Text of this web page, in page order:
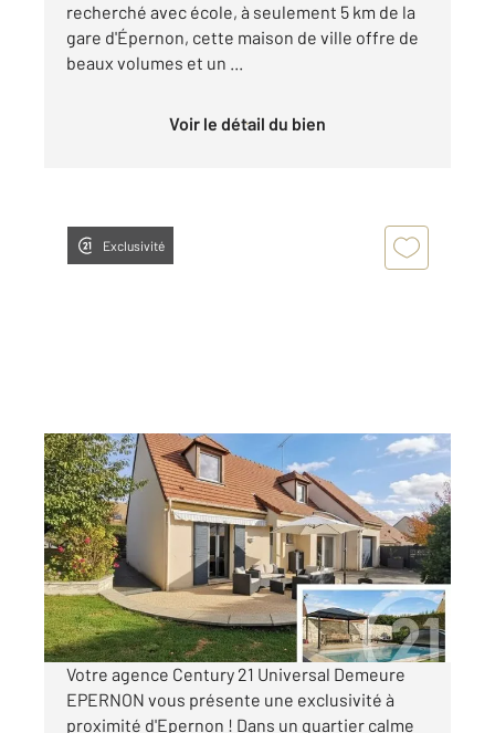
recherché avec école, à seulement 5 km de la
gare d'Épernon, cette maison de ville offre de
beaux volumes et un ...
Voir le détail du bien
Exclusivité
EPERNON 28
145 m2, 7 pièces
Ref : 2918
Maison à vendre
425 000 €
Visiter le site dédié
Votre agence Century 21 Universal Demeure
EPERNON vous présente une exclusivité à
proximité d'Epernon ! Dans un quartier calme